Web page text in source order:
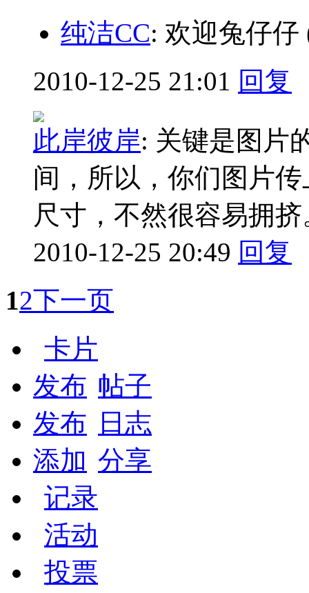
纯洁CC: 欢迎兔仔仔
2010-12-25 21:01 回复
此岸彼岸: 关键是图片
间，所以，你们图片
尺寸，不然很容易拥挤
2010-12-25 20:49 回复
12下一页
卡片
发布 帖子
发布
日志
添加 分享
记录
活动
投票